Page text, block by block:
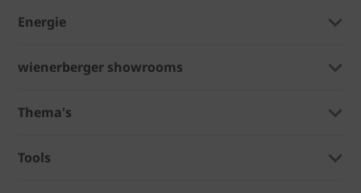
Energie
wienerberger showrooms
Thema's
Tools